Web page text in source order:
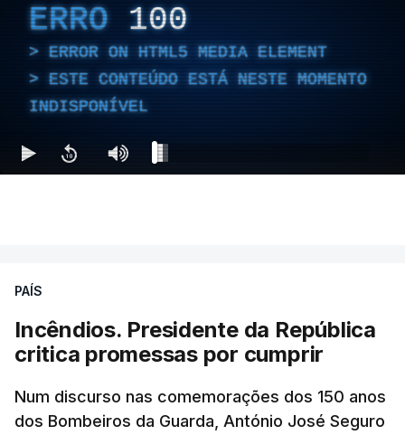
ERRO 100
ERROR ON HTML5 MEDIA ELEMENT
ESTE CONTEÚDO ESTÁ NESTE MOMENTO
INDISPONÍVEL
PAÍS
Incêndios. Presidente da República
critica promessas por cumprir
Num discurso nas comemorações dos 150 anos
dos Bombeiros da Guarda, António José Seguro